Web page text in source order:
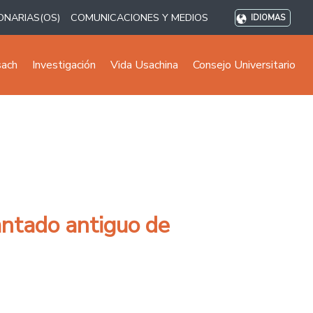
COMUNICACIONES Y MEDIOS IDIOMAS
Investigación Vida Usachina Consejo Universitario
antiguo de